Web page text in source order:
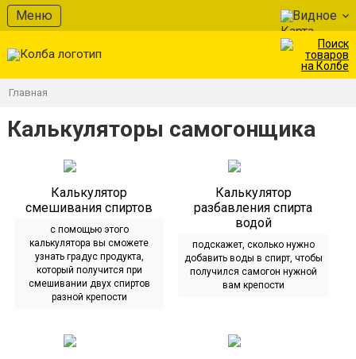
Меню Видное
Главная
Калькуляторы самогонщика
Калькулятор
смешивания спиртов
с помощью этого
калькулятора вы сможете
узнать градус продукта,
который получится при
смешивании двух спиртов
разной крепости
Калькулятор
разбавления спирта
водой
подскажет, сколько нужно
добавить воды в спирт, чтобы
получился самогон нужной
вам крепости